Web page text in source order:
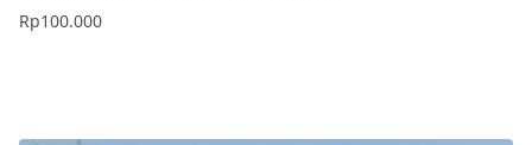
Rp100.000